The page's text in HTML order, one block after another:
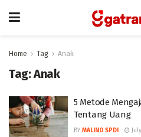
Home Tag Anak
Tag:Anak
5 Metode
Tentang Uang
BY MALINO SPDI